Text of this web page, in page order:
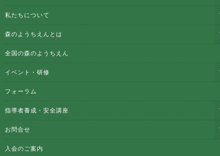
私たちについて
森のようちえんとは
全国の森のようちえん
イベント・研修
フォーラム
指導者養成・安全講座
お問合せ
入会のご案内